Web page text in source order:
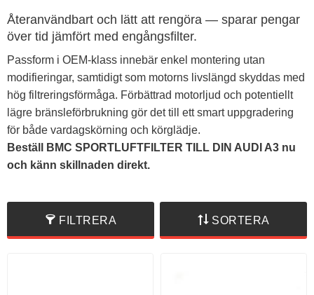
Återanvändbart och lätt att rengöra — sparar pengar
över tid jämfört med engångsfilter.
Passform i OEM-klass innebär enkel montering utan
modifieringar, samtidigt som motorns livslängd skyddas med
hög filtreringsförmåga. Förbättrad motorljud och potentiellt
lägre bränsleförbrukning gör det till ett smart uppgradering
för både vardagskörning och körglädje.
Beställ BMC SPORTLUFTFILTER TILL DIN AUDI A3 nu
och känn skillnaden direkt.
FILTRERA SORTERA